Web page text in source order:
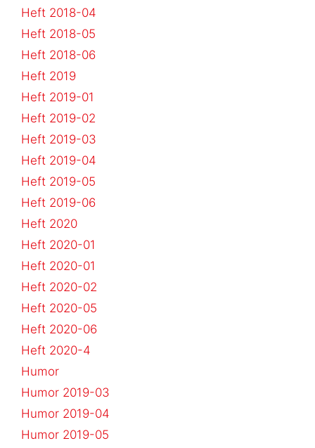
Heft 2018-04
Heft 2018-05
Heft 2018-06
Heft 2019
Heft 2019-01
Heft 2019-02
Heft 2019-03
Heft 2019-04
Heft 2019-05
Heft 2019-06
Heft 2020
Heft 2020-01
Heft 2020-01
Heft 2020-02
Heft 2020-05
Heft 2020-06
Heft 2020-4
Humor
Humor 2019-03
Humor 2019-04
Humor 2019-05